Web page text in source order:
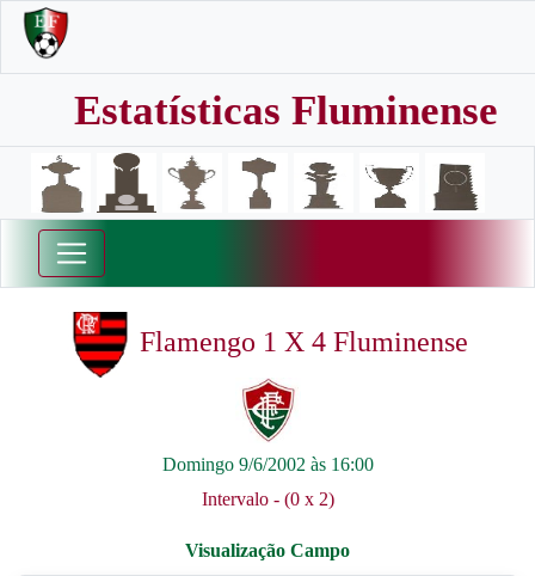
Estatísticas Fluminense
Flamengo 1 X 4 Fluminense
Domingo 9/6/2002 às 16:00
Intervalo - (0 x 2)